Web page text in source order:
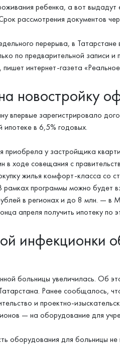
ребенка, а вот
рассмотрения документов
перерыва, в
по предварительной записи и
интернет-газета
новостройку
впервые зарегистрировало
ипотеке в 6,5% годовых.
приобрела у застройщика
в ходе совещания с
жилья комфорт-класса со
программы можно будет
в регионах и до 8 млн. — в
апреля получить ипотеку по
инфекционки
больницы увеличилась. Об
Ранее сообщалось,
и проектно-
— на оборудование для
оборудования для больницы не